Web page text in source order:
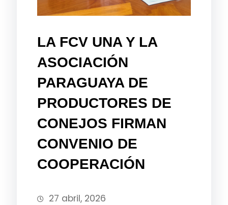
LA FCV UNA Y LA
ASOCIACIÓN
PARAGUAYA DE
PRODUCTORES DE
CONEJOS FIRMAN
CONVENIO DE
COOPERACIÓN
27 abril, 2026